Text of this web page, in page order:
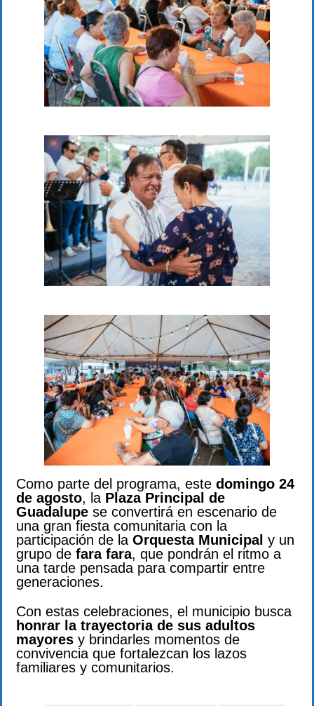
Como parte del programa, este domingo 24
de agosto, la Plaza Principal de
Guadalupe se convertirá en escenario de
una gran fiesta comunitaria con la
participación de la Orquesta Municipal y un
grupo de fara fara, que pondrán el ritmo a
una tarde pensada para compartir entre
generaciones.
Con estas celebraciones, el municipio busca
honrar la trayectoria de sus adultos
mayores y brindarles momentos de
convivencia que fortalezcan los lazos
familiares y comunitarios.